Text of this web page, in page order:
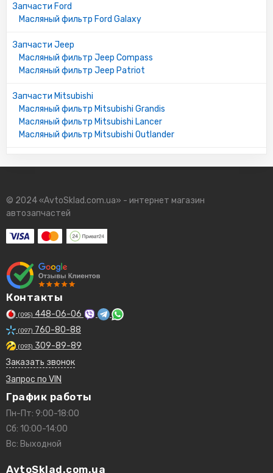
Запчасти Ford
Масляный фильтр Ford Galaxy
Запчасти Jeep
Масляный фильтр Jeep Compass
Масляный фильтр Jeep Patriot
Запчасти Mitsubishi
Масляный фильтр Mitsubishi Grandis
Масляный фильтр Mitsubishi Lancer
Масляный фильтр Mitsubishi Outlander
© 2024 «AvtoSklad.com.ua» - интернет магазин
автозапчастей
Контакты
(095) 448-06-06
(097) 760-80-88
(093) 309-89-89
Заказать звонок
Запрос по VIN
График работы
Пн-Пт: 9:00-18:00
Сб: 10:00-14:00
Вс: Выходной
AvtoSklad.com.ua